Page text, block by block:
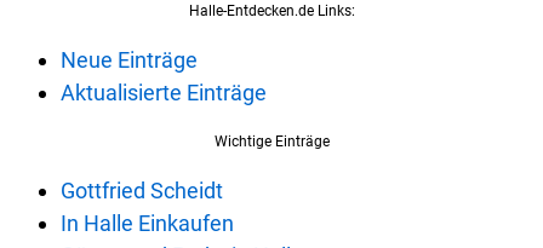
Halle-Entdecken.de Links:
Neue Einträge
Aktualisierte Einträge
Wichtige Einträge
Gottfried Scheidt
In Halle Einkaufen